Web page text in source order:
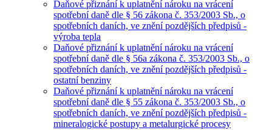
Daňové přiznání k uplatnění nároku na vrácení
spotřební daně dle § 56 zákona č. 353/2003 Sb., o
spotřebních daních, ve znění pozdějších předpisů -
výroba tepla
Daňové přiznání k uplatnění nároku na vrácení
spotřební daně dle § 56a zákona č. 353/2003 Sb., o
spotřebních daních, ve znění pozdějších předpisů -
ostatní benziny
Daňové přiznání k uplatnění nároku na vrácení
spotřební daně dle § 55 zákona č. 353/2003 Sb., o
spotřebních daních, ve znění pozdějších předpisů -
mineralogické postupy a metalurgické procesy